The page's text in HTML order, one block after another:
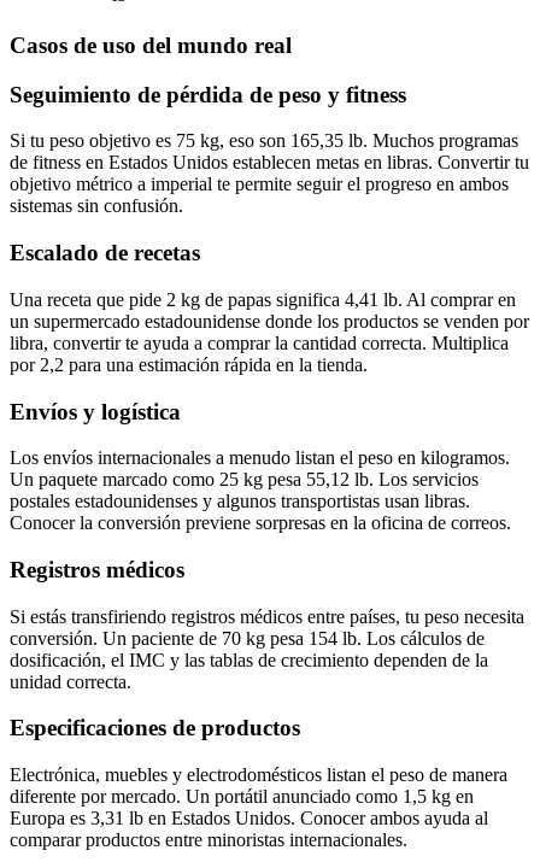
Casos de uso del mundo real
Seguimiento de pérdida de peso y fitness
Si tu peso objetivo es 75 kg, eso son 165,35 lb. Muchos programas
de fitness en Estados Unidos establecen metas en libras. Convertir tu
objetivo métrico a imperial te permite seguir el progreso en ambos
sistemas sin confusión.
Escalado de recetas
Una receta que pide 2 kg de papas significa 4,41 lb. Al comprar en
un supermercado estadounidense donde los productos se venden por
libra, convertir te ayuda a comprar la cantidad correcta. Multiplica
por 2,2 para una estimación rápida en la tienda.
Envíos y logística
Los envíos internacionales a menudo listan el peso en kilogramos.
Un paquete marcado como 25 kg pesa 55,12 lb. Los servicios
postales estadounidenses y algunos transportistas usan libras.
Conocer la conversión previene sorpresas en la oficina de correos.
Registros médicos
Si estás transfiriendo registros médicos entre países, tu peso necesita
conversión. Un paciente de 70 kg pesa 154 lb. Los cálculos de
dosificación, el IMC y las tablas de crecimiento dependen de la
unidad correcta.
Especificaciones de productos
Electrónica, muebles y electrodomésticos listan el peso de manera
diferente por mercado. Un portátil anunciado como 1,5 kg en
Europa es 3,31 lb en Estados Unidos. Conocer ambos ayuda al
comparar productos entre minoristas internacionales.